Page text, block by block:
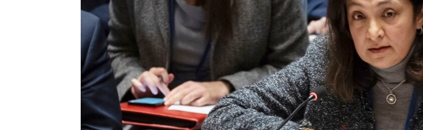
IDEALS AND INSTITUTIONS